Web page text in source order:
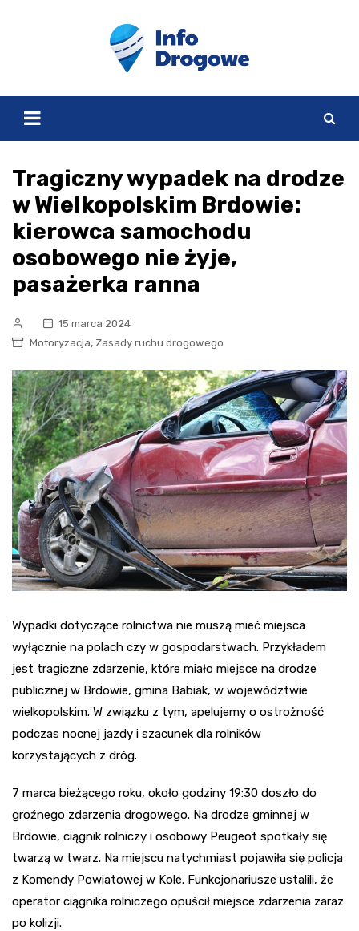
Tragiczny wypadek na drodze
w Wielkopolskim Brdowie:
kierowca samochodu
osobowego nie żyje,
pasażerka ranna
15 marca 2024
Motoryzacja, Zasady ruchu drogowego
Wypadki dotyczące rolnictwa nie muszą mieć miejsca
wyłącznie na polach czy w gospodarstwach. Przykładem
jest tragiczne zdarzenie, które miało miejsce na drodze
publicznej w Brdowie, gmina Babiak, w województwie
wielkopolskim. W związku z tym, apelujemy o ostrożność
podczas nocnej jazdy i szacunek dla rolników
korzystających z dróg.
7 marca bieżącego roku, około godziny 19:30 doszło do
groźnego zdarzenia drogowego. Na drodze gminnej w
Brdowie, ciągnik rolniczy i osobowy Peugeot spotkały się
twarzą w twarz. Na miejscu natychmiast pojawiła się policja
z Komendy Powiatowej w Kole. Funkcjonariusze ustalili, że
operator ciągnika rolniczego opuścił miejsce zdarzenia zaraz
po kolizji.